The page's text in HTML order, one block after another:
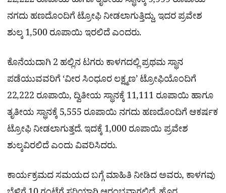
ನಗದು ಹಣದೊಂದಿಗೆ ಟ್ರೋಫಿ ನೀಡಲಾಗುತ್ತಿದ್ದು, ಇದರ ಪ್ರವೇಶ
ಶುಲ್ಕ 1,500 ರೂಪಾಯಿ ಇರಲಿದೆ ಎಂದರು.
ಕೊನೆಯದಾಗಿ 2 ಹಲ್ಲಿನ ಟಗರು ಕಾಳಗದಲ್ಲಿ ಪ್ರಥಮ ಸ್ಥಾನ
ಪಡೆಯುವವರಿಗೆ ‘ವೀರ ಸಿಂಧೂರ ಲಕ್ಷ್ಮಣ’ ಟ್ರೋಫಿಯೊಂದಿಗೆ
22,222 ರೂಪಾಯಿ, ದ್ವಿತೀಯ ಸ್ಥಾನಕ್ಕೆ 11,111 ರೂಪಾಯಿ ಹಾಗೂ
ತೃತೀಯ ಸ್ಥಾನಕ್ಕೆ 5,555 ರೂಪಾಯಿ ನಗದು ಹಣದೊಂದಿಗೆ ಆಕರ್ಷಕ
ಟ್ರೋಫಿ ನೀಡಲಾಗುತ್ತದೆ. ಇದಕ್ಕೆ 1,000 ರೂಪಾಯಿ ಪ್ರವೇಶ
ಶುಲ್ಕವಿರಲಿದೆ ಎಂದು ವಿವರಿಸಿದರು.
ಕಾರ್ಯಕ್ರಮದ ಸಮಯದ ಬಗ್ಗೆ ಮಾಹಿತಿ ನೀಡಿದ ಅವರು, ಕಾಳಗವು